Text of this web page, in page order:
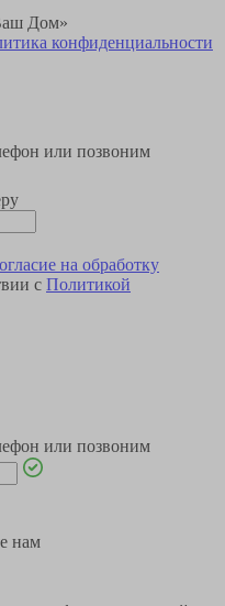
Дом»
конфиденциальности
или позвоним
на обработку
с Политикой
или позвоним
нам